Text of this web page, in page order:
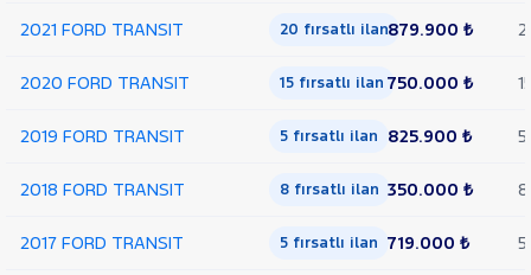
FWD
EKSTRA
ŞASI
350 ED
UZUN
2021 FORD TRANSIT 20 fırsatlı ilan879.900 ₺
2020 FORD TRANSIT 15 fırsatlı ilan 750.000 ₺
2019 FORD TRANSIT 5 fırsatlı ilan 825.900 ₺ 5
2018 FORD TRANSIT 8 fırsatlı ilan 350.000 ₺ 8
2017 FORD TRANSIT 5 fırsatlı ilan 719.000 ₺ 5